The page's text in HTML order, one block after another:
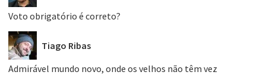
Voto obrigatório é correto?
Tiago Ribas
Admirável mundo novo, onde os velhos não têm vez